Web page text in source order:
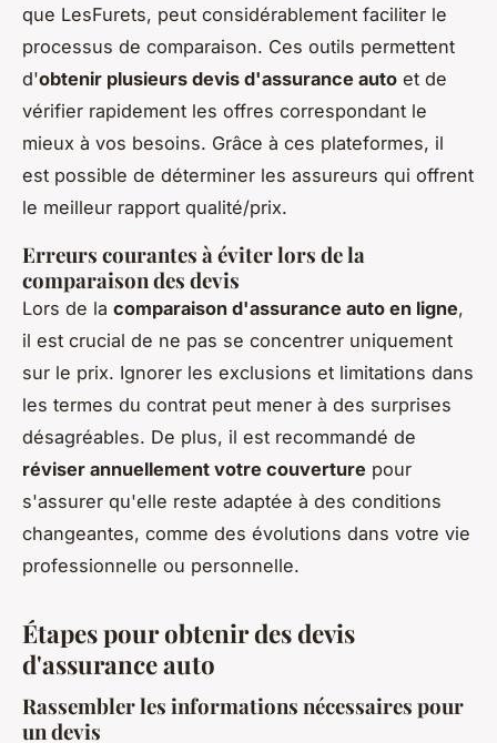
que LesFurets, peut considérablement faciliter le
processus de comparaison. Ces outils permettent
d'obtenir plusieurs devis d'assurance auto et de
vérifier rapidement les offres correspondant le
mieux à vos besoins. Grâce à ces plateformes, il
est possible de déterminer les assureurs qui offrent
le meilleur rapport qualité/prix.
Erreurs courantes à éviter lors de la
comparaison des devis
Lors de la comparaison d'assurance auto en ligne,
il est crucial de ne pas se concentrer uniquement
sur le prix. Ignorer les exclusions et limitations dans
les termes du contrat peut mener à des surprises
désagréables. De plus, il est recommandé de
réviser annuellement votre couverture pour
s'assurer qu'elle reste adaptée à des conditions
changeantes, comme des évolutions dans votre vie
professionnelle ou personnelle.
Étapes pour obtenir des devis
d'assurance auto
Rassembler les informations nécessaires pour
un devis